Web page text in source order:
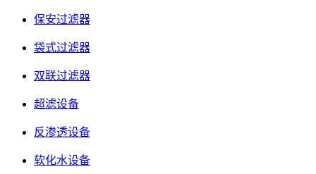
保安过滤器
袋式过滤器
双联过滤器
超滤设备
反渗透设备
软化水设备